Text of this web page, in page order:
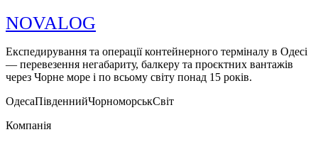
NOVALOG
Експедирування та операції контейнерного терміналу в Одесі
— перевезення негабариту, балкеру та проєктних вантажів
через Чорне море і по всьому світу понад 15 років.
ОдесаПівденнийЧорноморськСвіт
Компанія